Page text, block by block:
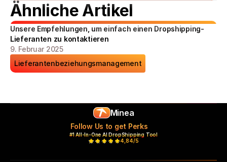
Ähnliche Artikel
Unsere Empfehlungen, um einfach einen Dropshipping-
Lieferanten zu kontaktieren
9. Februar 2025
Lieferantenbeziehungsmanagement
Minea
Follow Us to get Perks
#1 All-In-One AI DropShipping Tool
4,84/5